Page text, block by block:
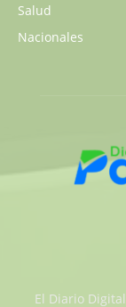
Salud
Nacionales
El Diario